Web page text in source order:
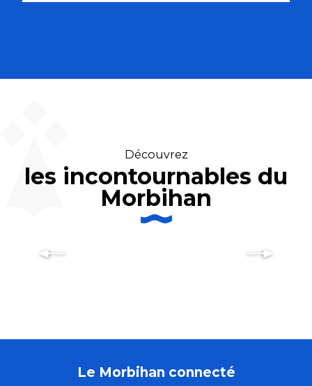
Découvrez
les incontournables du
Morbihan
Fête de la musique : que faire
dans le Morbihan ?
Le Morbihan connecté